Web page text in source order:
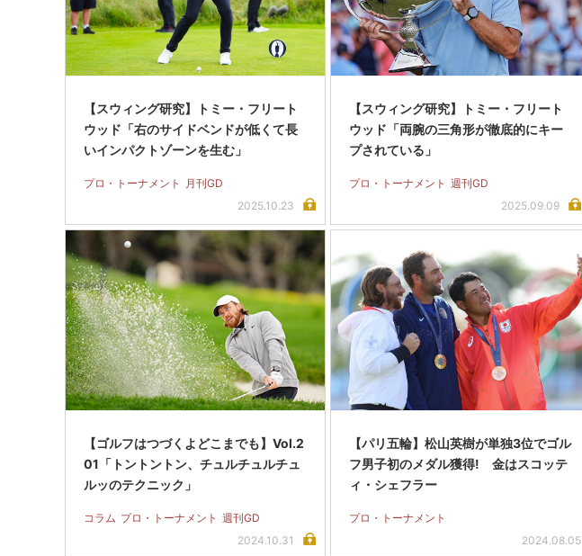
【スウィング研究】トミー・フリート
ウッド「右のサイドベンドが低くて長
いインパクトゾーンを生む」
プロ・トーナメント
月刊GD
2025.10.23
【スウィング研究】トミー・フリート
ウッド「両腕の三角形が徹底的にキー
プされている」
プロ・トーナメント 週刊GD
2025.09.09
【ゴルフはつづくよどこまでも】Vol.2
01「トントントン、チュルチュルチュ
ルッのテクニック」
コラム プロ・トーナメント 週刊GD
2024.10.31
【パリ五輪】松山英樹が単独3位でゴル
フ男子初のメダル獲得! 金はスコッテ
ィ・シェフラー
プロ・トーナメント
2024.08.05